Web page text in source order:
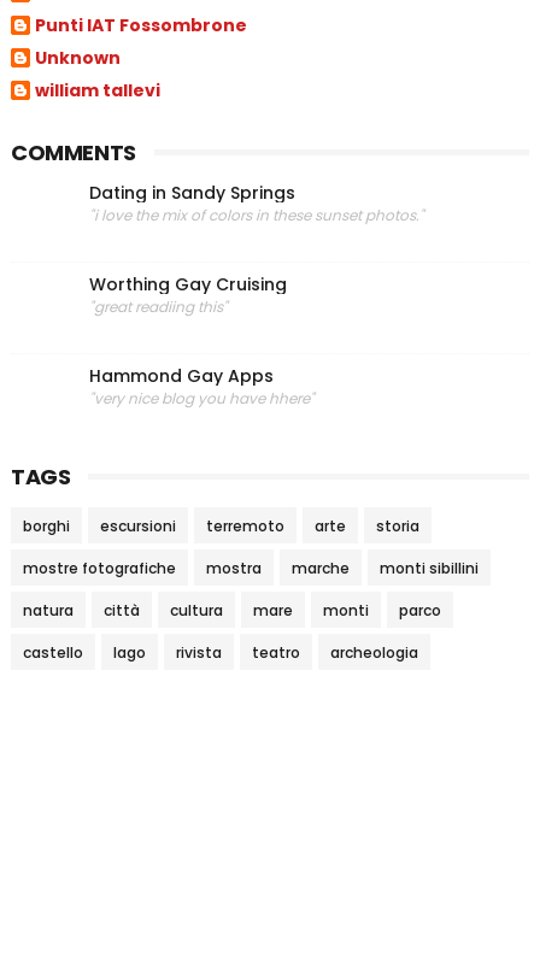
Punti IAT Fossombrone
Unknown
william tallevi
COMMENTS
Dating in Sandy Springs
"i love the mix of colors in these sunset photos."
Worthing Gay Cruising
"great readiing this"
Hammond Gay Apps
"very nice blog you have hhere"
TAGS
borghi escursioni terremoto arte storia
mostre fotografiche mostra marche monti sibillini
natura città cultura mare monti parco
castello lago rivista teatro archeologia